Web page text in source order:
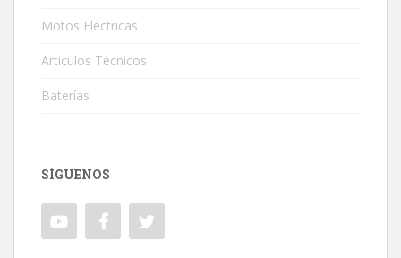
Motos Eléctricas
Artículos Técnicos
Baterías
SÍGUENOS